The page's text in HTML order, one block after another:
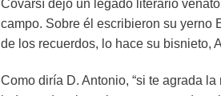
Covarsí dejó un legado literario
campo. Sobre él escribieron su yerno
de los recuerdos, lo hace su bisnieto,
Como diría D. Antonio, “si te agrada